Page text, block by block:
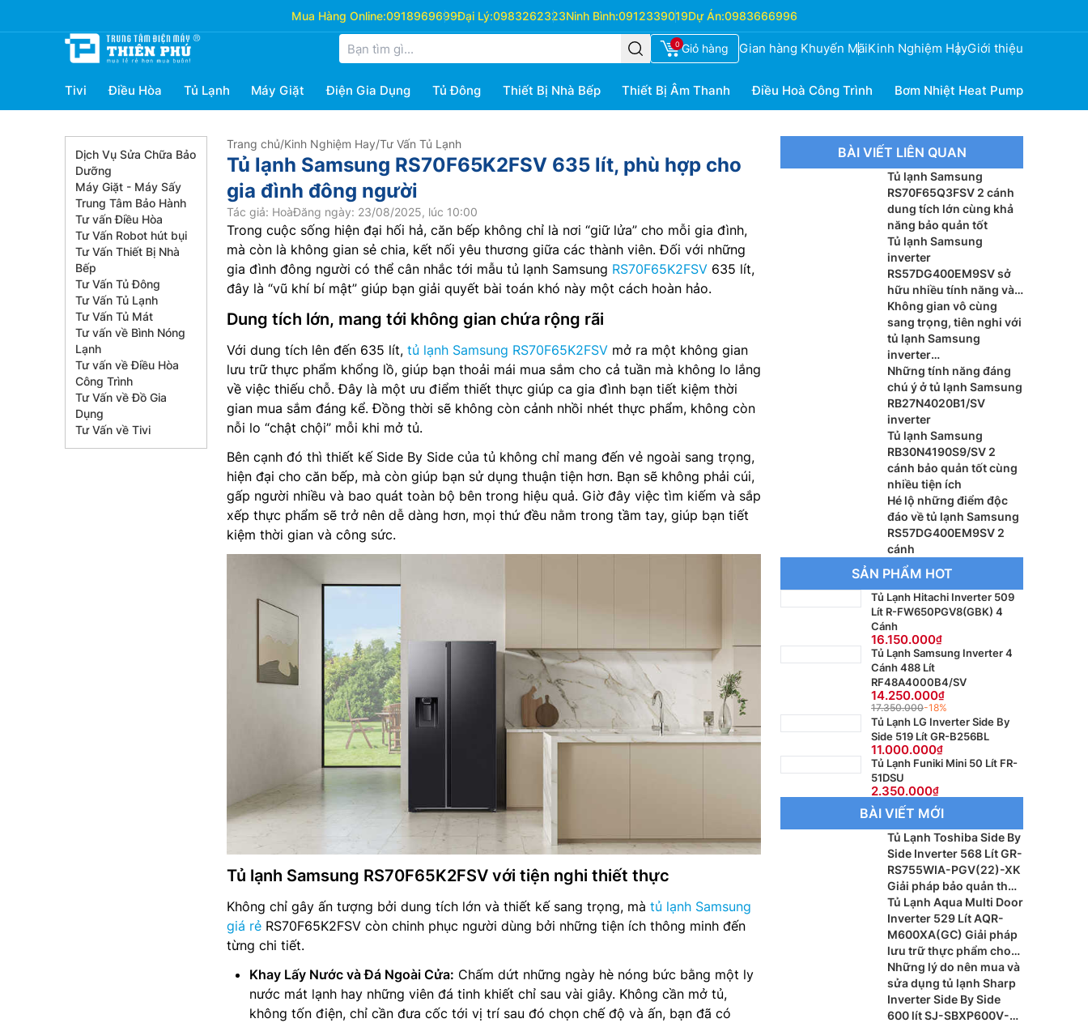
Mua Hàng Online:0918969699Đại Lý:0983262323Ninh Bình:0912339019Dự Án:0983666996
0 Giỏ hàng Gian hàng Khuyến MãiKinh Nghiệm HayGiới thiệu
Tivi Điều Hòa Tủ Lạnh Máy Giặt Điện Gia Dụng Tủ Đông Thiết Bị Nhà Bếp Thiết Bị Âm Thanh Điều Hoà Công Trình Bơm Nhiệt Heat Pump
Dịch Vụ Sửa Chữa Bảo
Dưỡng
Máy Giặt - Máy Sấy
Trung Tâm Bảo Hành
Tư vấn Điều Hòa
Tư Vấn Robot hút bụi
Tư Vấn Thiết Bị Nhà
Bếp
Tư Vấn Tủ Đông
Tư Vấn Tủ Lạnh
Tư Vấn Tủ Mát
Tư vấn về Bình Nóng
Lạnh
Tư vấn về Điều Hòa
Công Trình
Tư Vấn về Đồ Gia
Dụng
Tư Vấn về Tivi
Trang chủ/Kinh Nghiệm Hay/Tư Vấn Tủ Lạnh
Tủ lạnh Samsung RS70F65K2FSV 635 lít, phù hợp cho
gia đình đông người
Tác giả: HoàĐăng ngày: 23/08/2025, lúc 10:00
Trong cuộc sống hiện đại hối hả, căn bếp không chỉ là nơi “giữ lửa” cho mỗi gia đình,
mà còn là không gian sẻ chia, kết nối yêu thương giữa các thành viên. Đối với những
gia đình đông người có thể cân nhắc tới mẫu tủ lạnh Samsung RS70F65K2FSV 635 lít,
đây là “vũ khí bí mật” giúp bạn giải quyết bài toán khó này một cách hoàn hảo.
Dung tích lớn, mang tới không gian chứa rộng rãi
Với dung tích lên đến 635 lít, tủ lạnh Samsung RS70F65K2FSV mở ra một không gian
lưu trữ thực phẩm khổng lồ, giúp bạn thoải mái mua sắm cho cả tuần mà không lo lắng
về việc thiếu chỗ. Đây là một ưu điểm thiết thực giúp ca gia đình bạn tiết kiệm thời
gian mua sắm đáng kể. Đồng thời sẽ không còn cảnh nhồi nhét thực phẩm, không còn
nỗi lo “chật chội” mỗi khi mở tủ.
Bên cạnh đó thì thiết kế Side By Side của tủ không chỉ mang đến vẻ ngoài sang trọng,
hiện đại cho căn bếp, mà còn giúp bạn sử dụng thuận tiện hơn. Bạn sẽ không phải cúi,
gấp người nhiều và bao quát toàn bộ bên trong hiệu quả. Giờ đây việc tìm kiếm và sắp
xếp thực phẩm sẽ trở nên dễ dàng hơn, mọi thứ đều nằm trong tầm tay, giúp bạn tiết
kiệm thời gian và công sức.
Tủ lạnh Samsung RS70F65K2FSV với tiện nghi thiết thực
Không chỉ gây ấn tượng bởi dung tích lớn và thiết kế sang trọng, mà tủ lạnh Samsung
giá rẻ RS70F65K2FSV còn chinh phục người dùng bởi những tiện ích thông minh đến
từng chi tiết.
Khay Lấy Nước và Đá Ngoài Cửa: Chấm dứt những ngày hè nóng bức bằng một ly
nước mát lạnh hay những viên đá tinh khiết chỉ sau vài giây. Không cần mở tủ,
không tốn điện, chỉ cần đưa cốc tới vị trí sau đó chọn chế độ và ấn, bạn đã có
BÀI VIẾT LIÊN QUAN
Tủ lạnh Samsung
RS70F65Q3FSV 2 cánh
dung tích lớn cùng khả
năng bảo quản tốt
Tủ lạnh Samsung
inverter
RS57DG400EM9SV sở
hữu nhiều tính năng và
đáng lựa chọn
Không gian vô cùng
sang trọng, tiên nghi với
tủ lạnh Samsung
inverter
RB27N4020S9/SV
Những tính năng đáng
chú ý ở tủ lạnh Samsung
RB27N4020B1/SV
inverter
Tủ lạnh Samsung
RB30N4190S9/SV 2
cánh bảo quản tốt cùng
nhiều tiện ích
Hé lộ những điểm độc
đáo về tủ lạnh Samsung
RS57DG400EM9SV 2
cánh
SẢN PHẨM HOT
Tủ Lạnh Hitachi Inverter 509
Lít R-FW650PGV8(GBK) 4
Cánh
16.150.000
Tủ Lạnh Samsung Inverter 4
Cánh 488 Lít
RF48A4000B4/SV
14.250.000
17.350.000-18%
Tủ Lạnh LG Inverter Side By
Side 519 Lít GR-B256BL
11.000.000
Tủ Lạnh Funiki Mini 50 Lít FR-
51DSU
2.350.000
BÀI VIẾT MỚI
Tủ Lạnh Toshiba Side By
Side Inverter 568 Lít GR-
RS755WIA-PGV(22)-XK
Giải pháp bảo quản thực
phẩm cao cấp
Tủ Lạnh Aqua Multi Door
Inverter 529 Lít AQR-
M600XA(GC) Giải pháp
lưu trữ thực phẩm cho
gia đình hiện đại
Những lý do nên mua và
sửa dụng tủ lạnh Sharp
Inverter Side By Side
600 lít SJ-SBXP600V-